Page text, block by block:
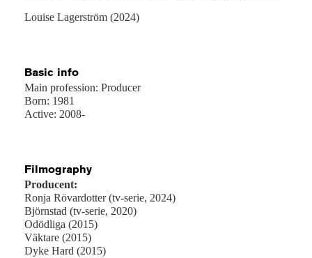
Louise Lagerström (2024)
Basic info
Main profession: Producer
Born: 1981
Active: 2008-
Filmography
Producent:
Ronja Rövardotter (tv-serie, 2024)
Björnstad (tv-serie, 2020)
Odödliga (2015)
Väktare (2015)
Dyke Hard (2015)